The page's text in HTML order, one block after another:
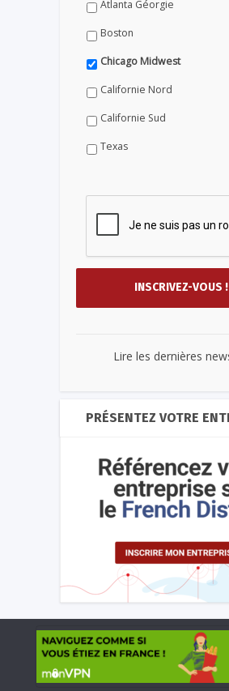
Atlanta Géorgie
Boston
Chicago Midwest
Californie Nord
Californie Sud
Texas
Lire les dernières
PRÉSENTEZ VOTRE